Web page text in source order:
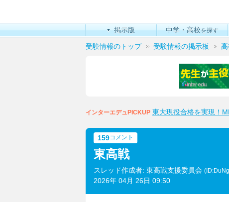
掲示版 中学・高校を探す
受験情報のトップ 受験情報の掲示板
インターエデュPICKUP 東大現役合格を実現！
159コメント
東高戦
スレッド作成者: 東高戦支援委員会
2026年 04月 26日 09:50